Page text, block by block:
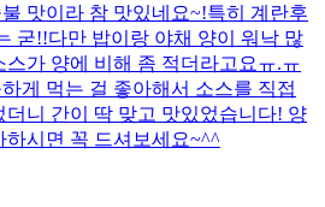
맛이라 참 맛있네요~!특히 계란후
굳!! ​다만 밥이랑 야채 양이 워낙 많
가 양에 비해 좀 적더라고요ㅠ.ㅠ
게 먹는 걸 좋아해서 소스를 직접
더니 간이 딱 맞고 맛있었습니다! 양
하시면 꼭 드셔보세요~^^